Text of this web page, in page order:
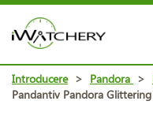
Introducere > Pandora >
Pandantiv Pandora